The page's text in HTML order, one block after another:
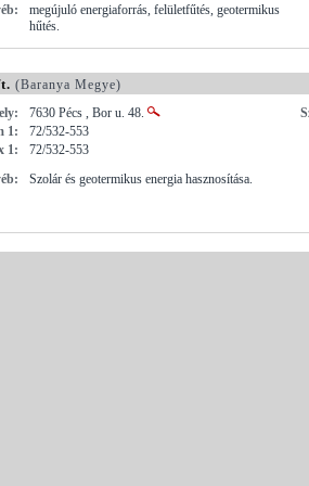
megújuló energiaforrás, felületfűtés, geotermikus
hűtés.
(Baranya Megye)
7630 Pécs , Bor u. 48.
1:
72/532-553
1:
72/532-553
Szolár és geotermikus energia hasznosítása.